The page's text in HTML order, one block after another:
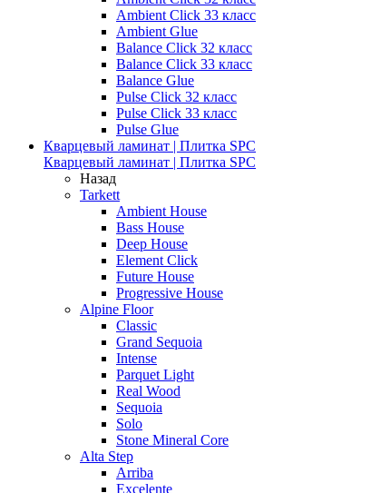
Ambient Click 33 класс
Ambient Glue
Balance Click 32 класс
Balance Click 33 класс
Balance Glue
Pulse Click 32 класс
Pulse Click 33 класс
Pulse Glue
Кварцевый ламинат | Плитка SPC
Кварцевый ламинат | Плитка SPC
Назад
Tarkett
Ambient House
Bass House
Deep House
Element Click
Future House
Progressive House
Alpine Floor
Classic
Grand Sequoia
Intense
Parquet Light
Real Wood
Sequoia
Solo
Stone Mineral Core
Alta Step
Arriba
Excelente